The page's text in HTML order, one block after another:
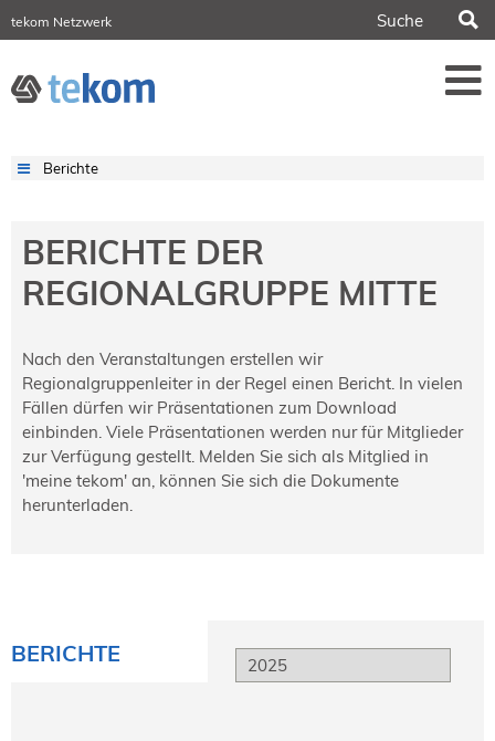
tekom Netzwerk
tech-writer.info
Information Energy
21.-23. April 2027 Online
tekom-Festival
20.-21. Mai 2027 in Shanghai
Evolution of TC
2.-3. Juni 2026 in Sofia
FokusTag DPP
19. Juni 2026 in Wiesbaden
NORDIC TechKomm Kopenhagen
Mitglied werden
Berichte
BERICHTE DER
REGIONALGRUPPE MITTE
Nach den Veranstaltungen erstellen wir
Regionalgruppenleiter in der Regel einen Bericht. In vielen
Fällen dürfen wir Präsentationen zum Download
einbinden. Viele Präsentationen werden nur für Mitglieder
zur Verfügung gestellt. Melden Sie sich als Mitglied in
'meine tekom' an, können Sie sich die Dokumente
herunterladen.
BERICHTE